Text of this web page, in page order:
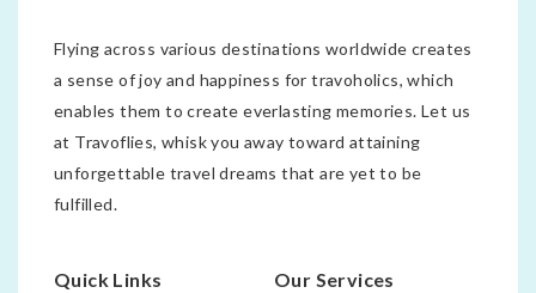
Flying across various destinations worldwide creates
a sense of joy and happiness for travoholics, which
enables them to create everlasting memories. Let us
at Travoflies, whisk you away toward attaining
unforgettable travel dreams that are yet to be
fulfilled.
Quick Links Our Services